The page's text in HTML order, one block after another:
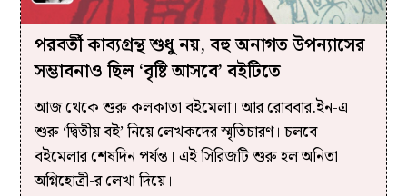
পরবর্তী কাব্যগ্রন্থ শুধু নয়, বহু অনাগত উপন্যাসের
সম্ভাবনাও ছিল ‘বৃষ্টি আসবে’ বইটিতে
আজ থেকে শুরু কলকাতা বইমেলা। আর রোববার.ইন-এ
শুরু ‘দ্বিতীয় বই’ নিয়ে লেখকদের স্মৃতিচারণ। চলবে
বইমেলার শেষদিন পর্যন্ত। এই সিরিজটি শুরু হল অনিতা
অগ্নিহোত্রী-র লেখা দিয়ে।